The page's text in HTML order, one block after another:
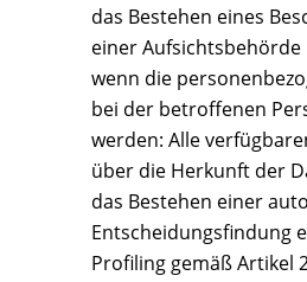
das Bestehen eines
einer Aufsichtsbehörde
wenn die
bei der betroffenen
werden: Alle
über die Herkunft der
das Bestehen einer
Entscheidungsfindung
Profiling gemäß Artikel